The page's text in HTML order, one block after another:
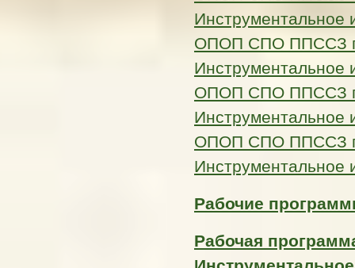
Инструментальное
ОПОП СПО ППССЗ
Инструментальное
ОПОП СПО ППССЗ
Инструментальное
ОПОП СПО ППССЗ
Инструментальное
Рабочие
Рабочая